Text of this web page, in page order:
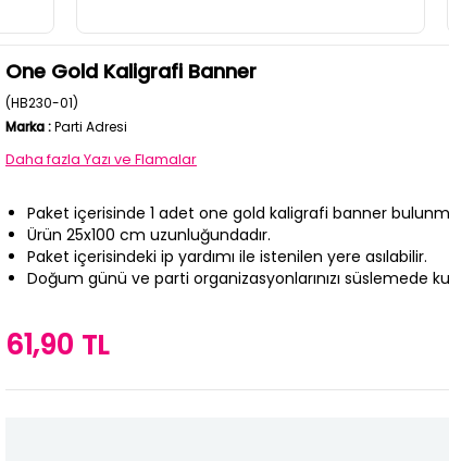
One Gold Kaligrafi Banner
(HB230-01)
Marka:Parti Adresi
Daha fazla Yazı ve Flamalar
Paket içerisinde 1 adet one gold kaligrafi banner
Ürün 25x100 cm uzunluğundadır.
Paket içerisindeki ip yardımı ile istenilen yere asılabilir.
Doğum günü ve parti organizasyonlarınızı süslemede
61,90 TL